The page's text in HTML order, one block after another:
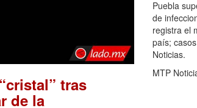
tras
de la
Puebla
de
registra el
país;
Noticias.
MTP